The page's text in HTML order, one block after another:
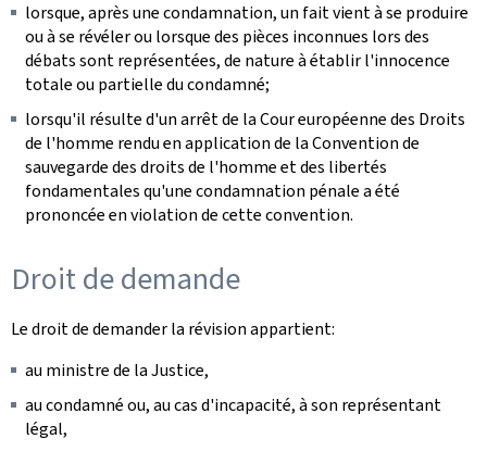
lorsque, après une condamnation, un fait vient à se produire
ou à se révéler ou lorsque des pièces inconnues lors des
débats sont représentées, de nature à établir l'innocence
totale ou partielle du condamné;
lorsqu'il résulte d'un arrêt de la Cour européenne des Droits
de l'homme rendu en application de la Convention de
sauvegarde des droits de l'homme et des libertés
fondamentales qu'une condamnation pénale a été
prononcée en violation de cette convention.
Droit de demande
Le droit de demander la révision appartient:
au ministre de la Justice,
au condamné ou, au cas d'incapacité, à son représentant
légal,